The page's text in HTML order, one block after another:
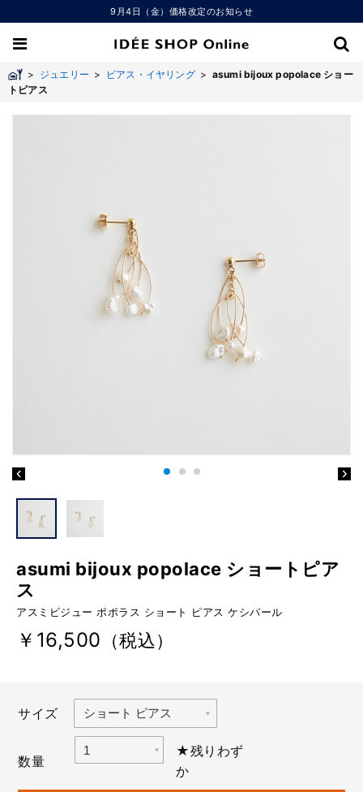
9月4日（金）価格改定のお知らせ
> ジュエリー > ピアス・イヤリング> asumi bijoux popolace ショー
トピアス
asumi bijoux popolace ショートピア
ス
アスミビジュー ポポラス ショート ピアス ケシパール
￥16,500 （税込）
サイズ
数量
★残りわず
か